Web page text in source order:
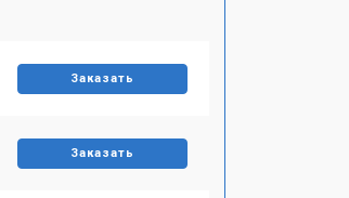
Заказать
Заказать